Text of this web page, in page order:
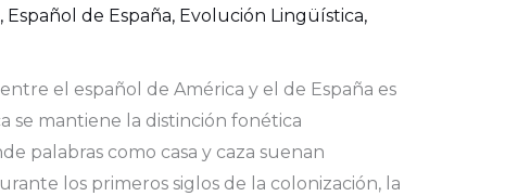
, Español de España, Evolución Lingüística,
el español de América y el de España es
se mantiene la distinción fonética
palabras como casa y caza suenan
los primeros siglos de la colonización, la